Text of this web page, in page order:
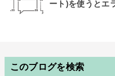
ート)を使うとエ
このブログを検索